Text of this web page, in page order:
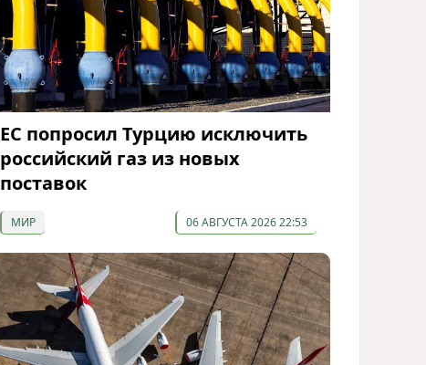
ЕС попросил Турцию исключить
российский газ из новых
поставок
МИР 06 АВГУСТА 2026 22:53